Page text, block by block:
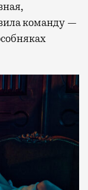
команду —